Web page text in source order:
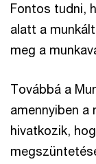
Fontos tudni,
alatt a
meg a
Továbbá a
amennyiben a
hivatkozik,